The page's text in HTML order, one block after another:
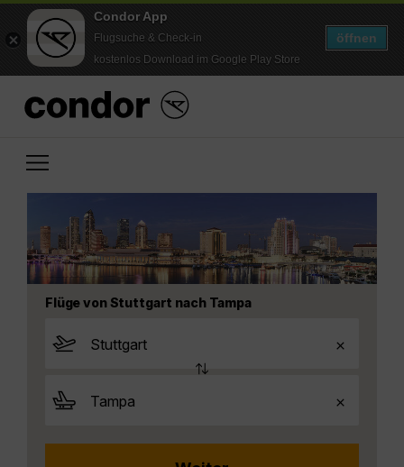
Condor App
Flugsuche & Check-in
kostenlos Download im Google Play Store
öffnen
Flüge von Stuttgart nach Tampa